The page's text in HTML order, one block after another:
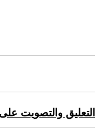
التعليق والتصويت